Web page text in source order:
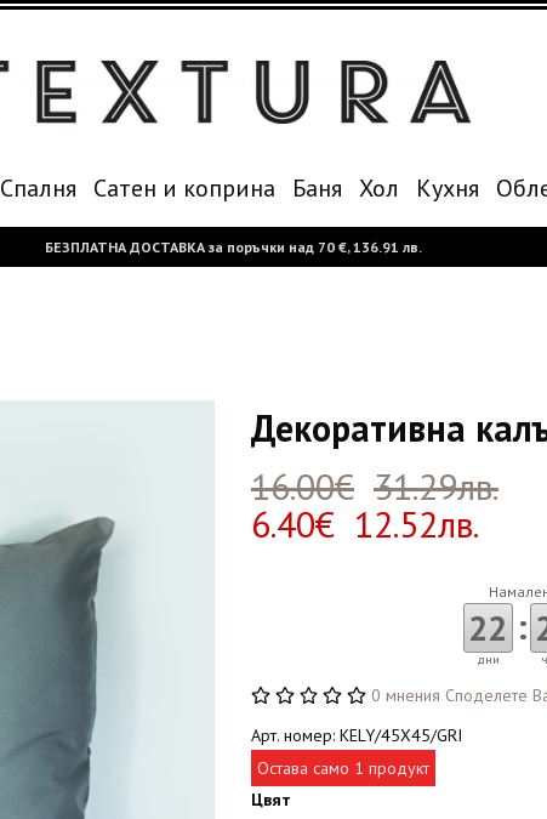
Спалня Сатен и коприна Баня Хол Кухня
БЕЗПЛАТНА ДОСТАВКА за поръчки над 70 €,136.91 лв.
Декоративна
16.00€ 31.29лв.
6.40€ 12.52лв.
22
дни
:
0 мнения Споделете
Арт. номер: KELY/45X45/GRI
Остава само 1 продукт
Цвят